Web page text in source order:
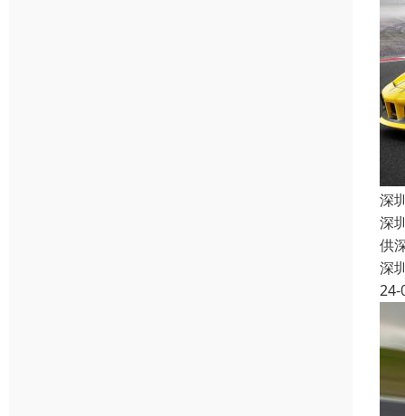
深
深
供
深
24-